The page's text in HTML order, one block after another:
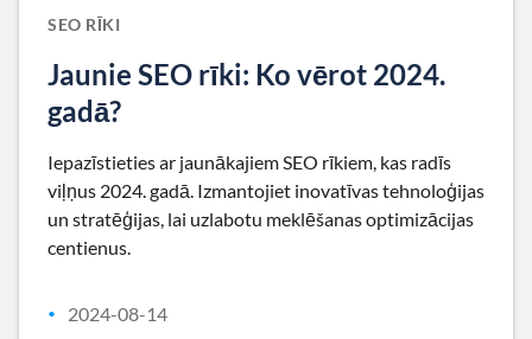
SEO RĪKI
Jaunie SEO rīki: Ko vērot 2024.
gadā?
Iepazīstieties ar jaunākajiem SEO rīkiem, kas radīs
viļņus 2024. gadā. Izmantojiet inovatīvas tehnoloģijas
un stratēģijas, lai uzlabotu meklēšanas optimizācijas
centienus.
• 2024-08-14